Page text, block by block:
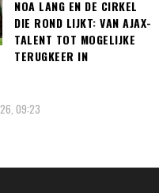
NOA LANG EN DE CIRKEL
DIE ROND LIJKT: VAN AJAX-
TALENT TOT MOGELIJKE
TERUGKEER IN
09:23